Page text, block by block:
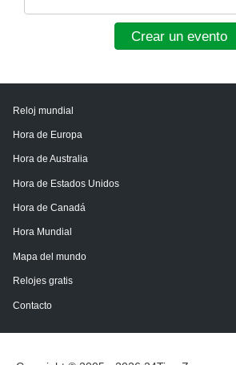
Crear un evento
Reloj mundial
Hora de Europa
Hora de Australia
Hora de Estados Unidos
Hora de Canadá
Hora Mundial
Mapa del mundo
Relojes gratis
Contacto